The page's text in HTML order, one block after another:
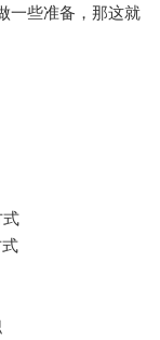
一些准备，那这就